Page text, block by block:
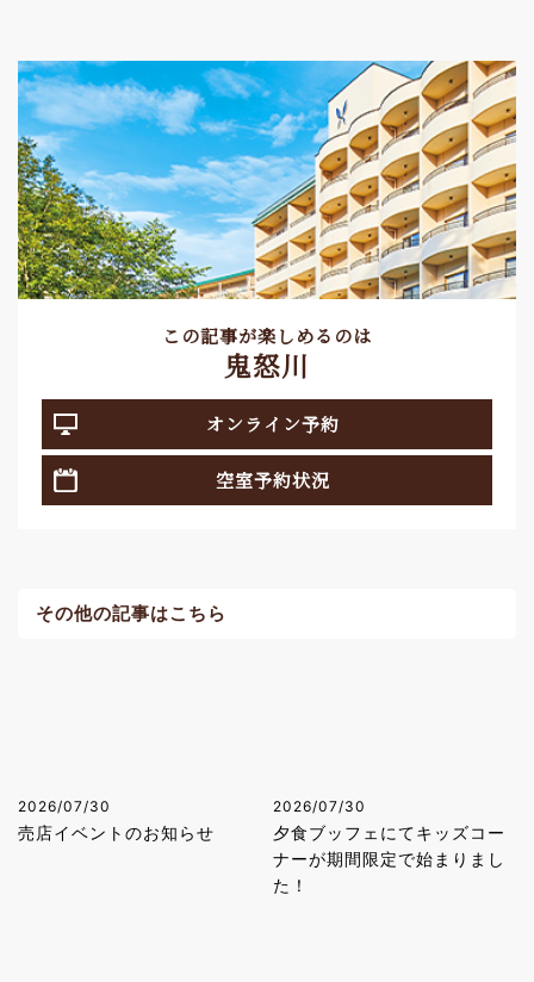
この記事が楽しめるのは
鬼怒川
オンライン予約
空室予約状況
その他の記事はこちら
2026/07/30
売店イベントのお知らせ
2026/07/30
夕食ブッフェにてキッズコー
ナーが期間限定で始まりまし
た！